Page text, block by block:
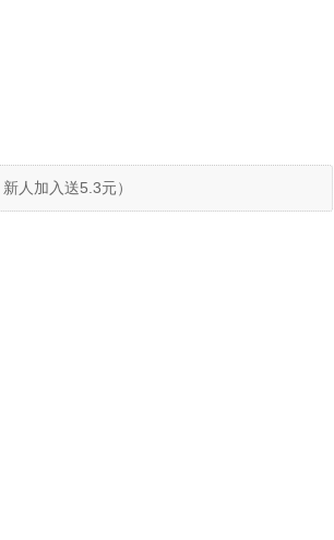
新人加入送5.3元）